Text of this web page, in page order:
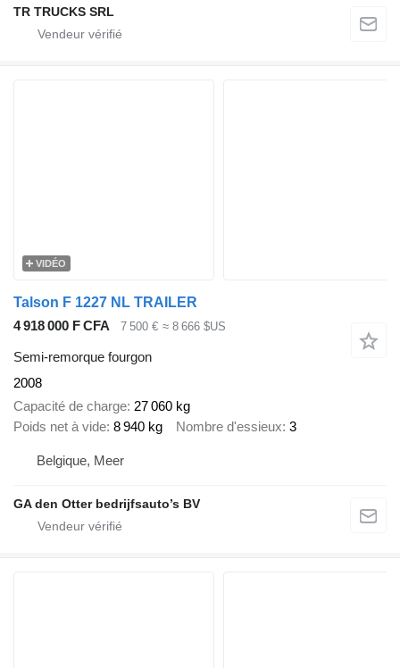
TR TRUCKS SRL
VIDÉO
Talson F 1227 NL TRAILER
4 918 000 F CFA
7 500 € ≈ 8 666 $US
Semi-remorque fourgon
2008
Capacité de charge 27 060 kg
Poids net à vide 8 940 kg Nombre d'essieux 3
Belgique, Meer
GA den Otter bedrijfsauto’s BV